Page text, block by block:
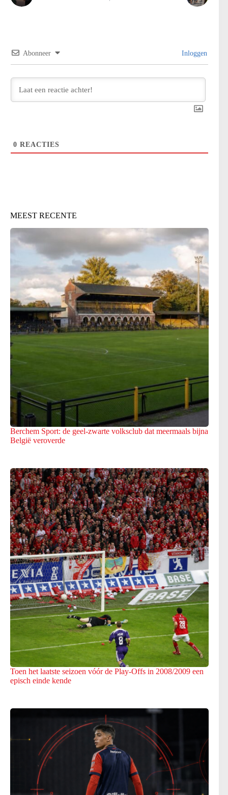
Abonneer Inloggen
0 REACTIES
MEEST RECENTE
Berchem Sport: de geel-zwarte volksclub dat meermaals bijna
België veroverde
Toen het laatste seizoen vóór de Play-Offs in 2008/2009 een
episch einde kende